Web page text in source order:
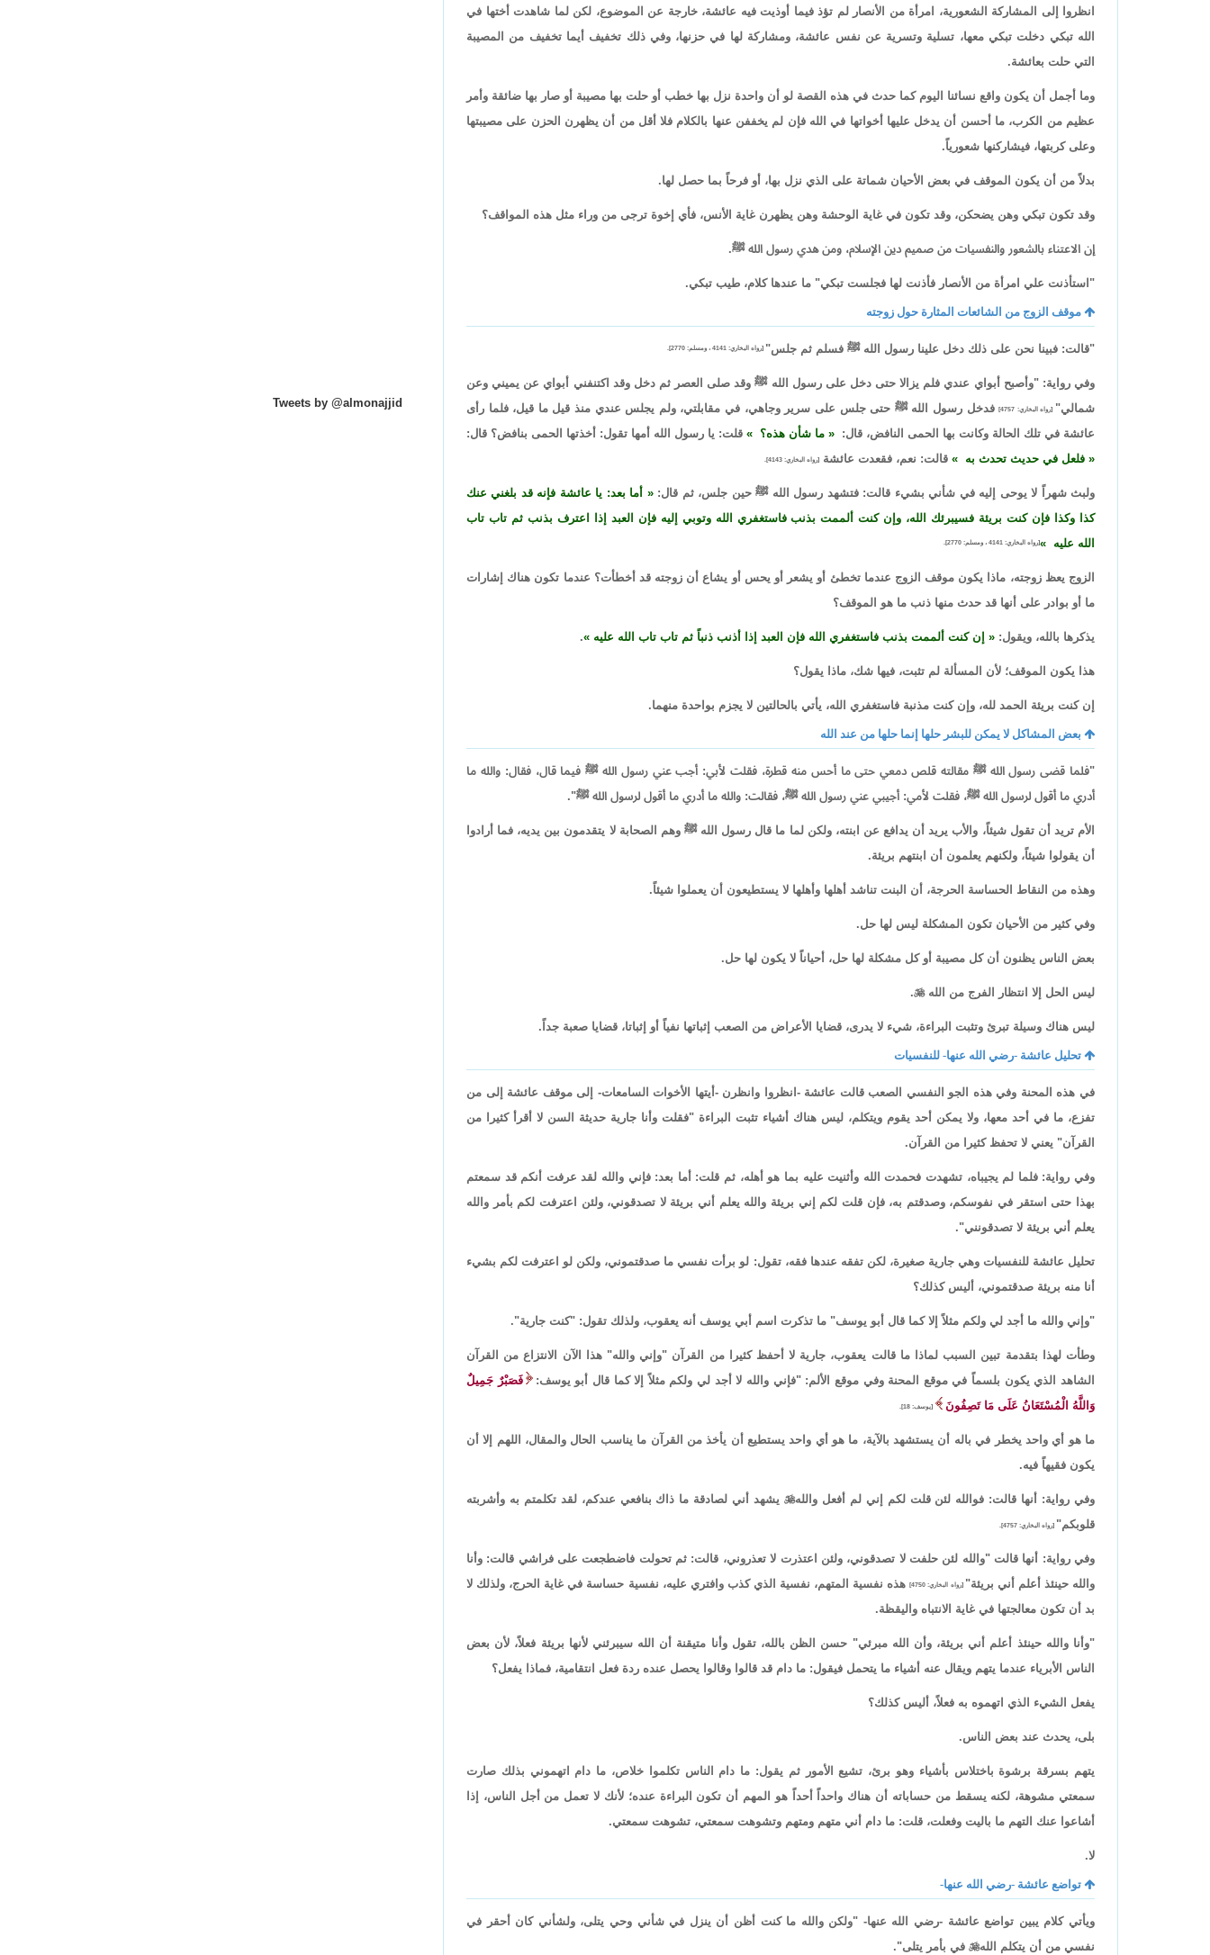
انظروا إلى المشاركة الشعورية، امرأة من الأنصار لم تؤذ فيما أوذيت فيه عائشة، خارجة عن الموضوع، لكن لما شاهدت أختها في
الله تبكي دخلت تبكي معها، تسلية وتسرية عن نفس عائشة، ومشاركة لها في حزنها، وفي ذلك تخفيف أيما تخفيف من المصيبة
التي حلت بعائشة.
وما أجمل أن يكون واقع نسائنا اليوم كما حدث في هذه القصة لو أن واحدة نزل بها خطب أو حلت بها مصيبة أو صار بها ضائقة وأمر
عظيم من الكرب، ما أحسن أن يدخل عليها أخواتها في الله فإن لم يخففن عنها بالكلام فلا أقل من أن يظهرن الحزن على مصيبتها
وعلى كربتها، فيشاركنها شعورياً.
بدلاً من أن يكون الموقف في بعض الأحيان شماتة على الذي نزل بها، أو فرحاً بما حصل لها.
وقد تكون تبكي وهن يضحكن، وقد تكون في غاية الوحشة وهن يظهرن غاية الأنس، فأي إخوة ترجى من وراء مثل هذه المواقف؟
إن الاعتناء بالشعور والنفسيات من صميم دين الإسلام، ومن هدي رسول الله ﷺ.
"استأذنت علي امرأة من الأنصار فأذنت لها فجلست تبكي" ما عندها كلام، طيب تبكي.
موقف الزوج من الشائعات المثارة حول زوجته
"قالت: فبينا نحن على ذلك دخل علينا رسول الله ﷺ فسلم ثم جلس" [رواه البخاري: 4141 ، ومسلم: 2770].
وفي رواية: "وأصبح أبواي عندي فلم يزالا حتى دخل على رسول الله ﷺ وقد صلى العصر ثم دخل وقد اكتنفني أبواي عن يميني وعن
شمالي" [رواه البخاري: 4757]
فدخل رسول الله ﷺ حتى جلس على سرير وجاهي، في مقابلتي، ولم يجلس عندي منذ قيل ما قيل، فلما رأى
عائشة في تلك الحالة وكانت بها الحمى النافض، قال:
ما شأن هذه؟
قلت: يا رسول الله أمها تقول: أخذتها الحمى بنافض؟ قال:
فلعل في حديث تحدث به
قالت: نعم، فقعدت عائشة [رواه البخاري: 4143].
ولبث شهراً لا يوحى إليه في شأني بشيء قالت: فتشهد رسول الله ﷺ حين جلس، ثم قال:
أما بعد: يا عائشة فإنه قد بلغني عنك
كذا وكذا فإن كنت بريئة فسيبرئك الله، وإن كنت ألممت بذنب فاستغفري الله وتوبي إليه فإن العبد إذا اعترف بذنب ثم تاب تاب
الله عليه
[رواه البخاري: 4141 ، ومسلم: 2770].
الزوج يعظ زوجته، ماذا يكون موقف الزوج عندما تخطئ أو يشعر أو يحس أو يشاع أن زوجته قد أخطأت؟ عندما تكون هناك إشارات
ما أو بوادر على أنها قد حدث منها ذنب ما هو الموقف؟
يذكرها بالله، ويقول: إن كنت ألممت بذنب فاستغفري الله فإن العبد إذا أذنب ذنباً ثم تاب تاب الله عليه .
هذا يكون الموقف؛ لأن المسألة لم تثبت، فيها شك، ماذا يقول؟
إن كنت بريئة الحمد لله، وإن كنت مذنبة فاستغفري الله، يأتي بالحالتين لا يجزم بواحدة منهما.
بعض المشاكل لا يمكن للبشر حلها إنما حلها من عند الله
"فلما قضى رسول الله ﷺ مقالته قلص دمعي حتى ما أحس منه قطرة، فقلت لأبي: أجب عني رسول الله ﷺ فيما قال، فقال: والله ما
أدري ما أقول لرسول الله ﷺ، فقلت لأمي: أجيبي عني رسول الله ﷺ، فقالت: والله ما أدري ما أقول لرسول الله ﷺ".
الأم تريد أن تقول شيئاً، والأب يريد أن يدافع عن ابنته، ولكن لما ما قال رسول الله ﷺ وهم الصحابة لا يتقدمون بين يديه، فما أرادوا
أن يقولوا شيئاً، ولكنهم يعلمون أن ابنتهم بريئة.
وهذه من النقاط الحساسة الحرجة، أن البنت تناشد أهلها وأهلها لا يستطيعون أن يعملوا شيئاً.
وفي كثير من الأحيان تكون المشكلة ليس لها حل.
بعض الناس يظنون أن كل مصيبة أو كل مشكلة لها حل، أحياناً لا يكون لها حل.
ليس الحل إلا انتظار الفرج من الله
.
ليس هناك وسيلة تبرئ وتثبت البراءة، شيء لا يدرى، قضايا الأعراض من الصعب إثباتها نفياً أو إثباتا، قضايا صعبة جداً.
تحليل عائشة -رضي الله عنها- للنفسيات
في هذه المحنة وفي هذه الجو النفسي الصعب قالت عائشة -انظروا وانظرن -أيتها الأخوات السامعات- إلى موقف عائشة إلى من
تفزع، ما في أحد معها، ولا يمكن أحد يقوم ويتكلم، ليس هناك أشياء تثبت البراءة "فقلت وأنا جارية حديثة السن لا أقرأ كثيرا من
القرآن" يعني لا تحفظ كثيرا من القرآن.
وفي رواية: فلما لم يجيباه، تشهدت فحمدت الله وأثنيت عليه بما هو أهله، ثم قلت: أما بعد: فإني والله لقد عرفت أنكم قد سمعتم
بهذا حتى استقر في نفوسكم، وصدقتم به، فإن قلت لكم إني بريئة والله يعلم أني بريئة لا تصدقوني، ولئن اعترفت لكم بأمر والله
يعلم أني بريئة لا تصدقونني".
تحليل عائشة للنفسيات وهي جارية صغيرة، لكن تفقه عندها فقه، تقول: لو برأت نفسي ما صدقتموني، ولكن لو اعترفت لكم بشيء
أنا منه بريئة صدقتموني، أليس كذلك؟
"وإني والله ما أجد لي ولكم مثلاً إلا كما قال أبو يوسف" ما تذكرت اسم أبي يوسف أنه يعقوب، ولذلك تقول: "كنت جارية".
وطأت لهذا بتقدمة تبين السبب لماذا ما قالت يعقوب، جارية لا أحفظ كثيرا من القرآن "وإني والله" هذا الآن الانتزاع من القرآن
الشاهد الذي يكون بلسماً في موقع المحنة وفي موقع الألم: "فإني والله لا أجد لي ولكم مثلاً إلا كما قال أبو يوسف:
فَصَبْرٌ جَمِيلٌ
وَاللَّهُ الْمُسْتَعَانُ عَلَى مَا تَصِفُونَ
[يوسف: 18].
ما هو أي واحد يخطر في باله أن يستشهد بالآية، ما هو أي واحد يستطيع أن يأخذ من القرآن ما يناسب الحال والمقال، اللهم إلا أن
يكون فقيهاً فيه.
وفي رواية: أنها قالت: فوالله لئن قلت لكم إني لم أفعل والله يشهد أني لصادقة ما ذاك بنافعي عندكم، لقد تكلمتم به وأشربته
قلوبكم" [رواه البخاري: 4757].
وفي رواية: أنها قالت "والله لئن حلفت لا تصدقوني، ولئن اعتذرت لا تعذروني، قالت: ثم تحولت فاضطجعت على فراشي قالت: وأنا
والله حينئذ أعلم أني بريئة" [رواه البخاري: 4750]
هذه نفسية المتهم، نفسية الذي كذب وافتري عليه، نفسية حساسة في غاية الحرج، ولذلك لا
بد أن تكون معالجتها في غاية الانتباه واليقظة.
"وأنا والله حينئذ أعلم أني بريئة، وأن الله مبرئي" حسن الظن بالله، تقول وأنا متيقنة أن الله سيبرئني لأنها بريئة فعلاً، لأن بعض
الناس الأبرياء عندما يتهم ويقال عنه أشياء ما يتحمل فيقول: ما دام قد قالوا وقالوا يحصل عنده ردة فعل انتقامية، فماذا يفعل؟
يفعل الشيء الذي اتهموه به فعلاً، أليس كذلك؟
بلى، يحدث عند بعض الناس.
يتهم بسرقة برشوة باختلاس بأشياء وهو برئ، تشيع الأمور ثم يقول: ما دام الناس تكلموا خلاص، ما دام اتهموني بذلك صارت
سمعتي مشوهة، لكنه يسقط من حساباته أن هناك واحداً أحداً هو المهم أن تكون البراءة عنده؛ لأنك لا تعمل من أجل الناس، إذا
أشاعوا عنك التهم ما باليت وفعلت، قلت: ما دام أني متهم ومتهم وتشوهت سمعتي، تشوهت سمعتي.
لا.
تواضع عائشة -رضي الله عنها-
ويأتي كلام يبين تواضع عائشة -رضي الله عنها- "ولكن والله ما كنت أظن أن ينزل في شأني وحي يتلى، ولشأني كان أحقر في
نفسي من أن يتكلم الله في بأمر يتلى".
Tweets by @almonajjid